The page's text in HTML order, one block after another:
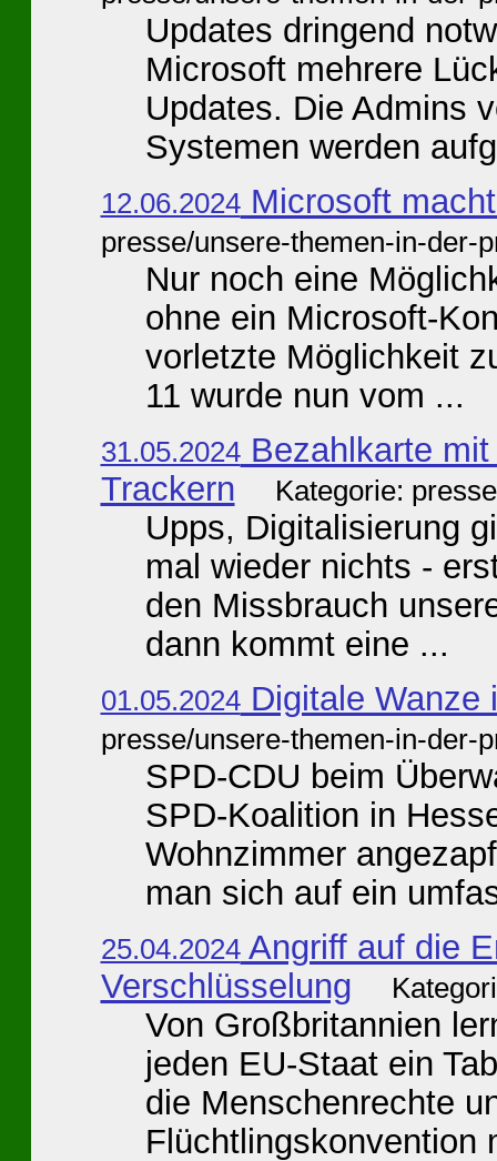
Updates dringend
Microsoft mehrere
Updates. Die Admins
Systemen werden
12.06.2024Microsoft
presse/unsere-themen-in-der-
Nur noch eine
ohne ein Microsoft-
vorletzte Möglichkeit
11 wurde nun vom ...
31.05.2024Bezahlkarte mit
Trackern
Kategorie:
Upps, Digitalisierung
mal wieder nichts -
den Missbrauch
dann kommt eine ...
01.05.2024Digitale Wanze
presse/unsere-themen-in-der-
SPD-CDU beim
SPD-Koalition in
Wohnzimmer
man sich auf ein
25.04.2024Angriff auf die
Verschlüsselung
Von Großbritannien
jeden EU-Staat ein
die Menschenrechte
Flüchtlingskonvention